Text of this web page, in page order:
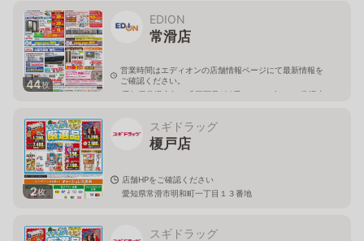
44枚
EDION
常滑店
営業時間はエディオンの店舗情報ページにて最新情報を
ご確認ください。
愛知県常滑市虹の丘三丁目123番 カインズモール常滑内
2枚
スギドラッグ
榎戸店
店舗HPをご確認ください
愛知県常滑市明和町一丁目１３番地
スギドラッグ